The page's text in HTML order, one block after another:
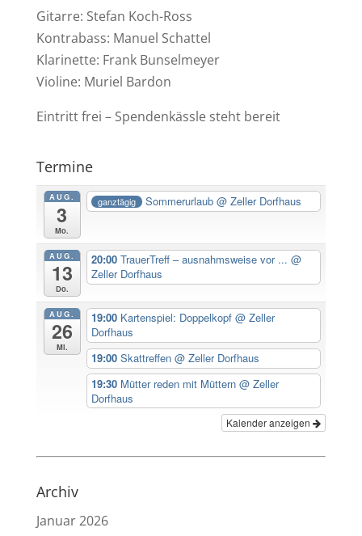
Gitarre: Stefan Koch-Ross
Kontrabass: Manuel Schattel
Klarinette: Frank Bunselmeyer
Violine: Muriel Bardon
Eintritt frei – Spendenkässle steht bereit
Termine
AUG.
3
Mo.
ganztägig Sommerurlaub @ Zeller Dorfhaus
AUG.
13
Do.
20:00TrauerTreff – ausnahmsweise vor ...@
Zeller Dorfhaus
AUG.
26
Mi.
19:00 Kartenspiel: Doppelkopf@ Zeller
Dorfhaus
19:00Skattreffen@ Zeller Dorfhaus
19:30 Mütter reden mit Müttern@ Zeller
Dorfhaus
Kalender anzeigen
Archiv
Januar 2026